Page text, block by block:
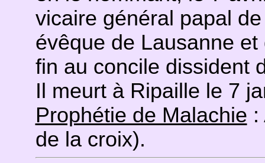
vicaire général papal
évêque de Lausanne
fin au concile dissident
Il meurt à Ripaille le 7
Prophétie de Malachie :
de la croix).